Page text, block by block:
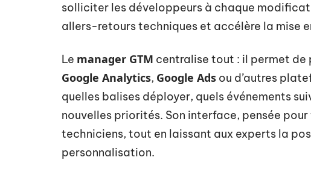
solliciter les développeurs à chaque
allers-retours techniques et accélère la mise
Le manager GTM centralise tout : il permet
Google Analytics, Google Ads ou d’autres
quelles balises déployer, quels événements
nouvelles priorités. Son interface, pensée
techniciens, tout en laissant aux experts la
personnalisation.